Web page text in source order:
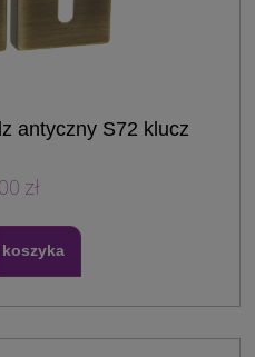
antyczny S72 klucz
zł